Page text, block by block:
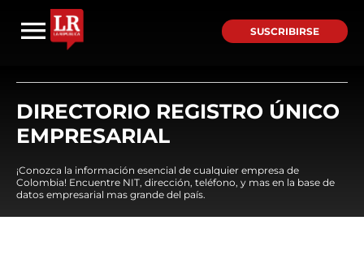
SUSCRIBIRSE
DIRECTORIO REGISTRO ÚNICO
EMPRESARIAL
¡Conozca la información esencial de cualquier empresa de
Colombia! Encuentre NIT, dirección, teléfono, y mas en la base de
datos empresarial mas grande del país.